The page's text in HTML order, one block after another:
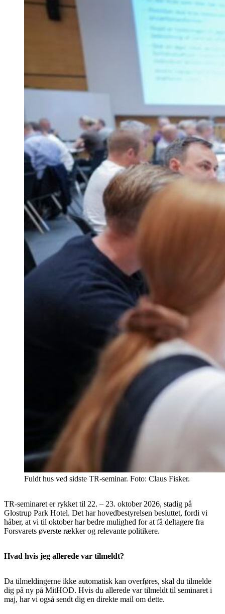
Fuldt hus ved sidste TR-seminar. Foto: Claus Fisker.
TR-seminaret er rykket til 22. – 23. oktober 2026, stadig på
Glostrup Park Hotel. Det har hovedbestyrelsen besluttet, fordi vi
håber, at vi til oktober har bedre mulighed for at få deltagere fra
Forsvarets øverste rækker og relevante politikere.
Hvad hvis jeg allerede var tilmeldt?
Da tilmeldingerne ikke automatisk kan overføres, skal du tilmelde
dig på ny på MitHOD. Hvis du allerede var tilmeldt til seminaret i
maj, har vi også sendt dig en direkte mail om dette.